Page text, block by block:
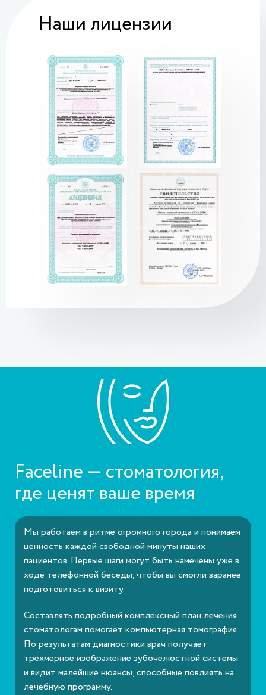
Наши лицензии
Faceline — стоматология,
где ценят ваше время
Мы работаем в ритме огромного города и понимаем
ценность каждой свободной минуты наших
пациентов. Первые шаги могут быть намечены уже в
ходе телефонной беседы, чтобы вы смогли заранее
подготовиться к визиту.
Составлять подробный комплексный план лечения
стоматологам помогает компьютерная томография.
По результатам диагностики врач получает
трехмерное изображение зубочелюстной системы
и видит малейшие нюансы, способные повлиять на
лечебную программу.